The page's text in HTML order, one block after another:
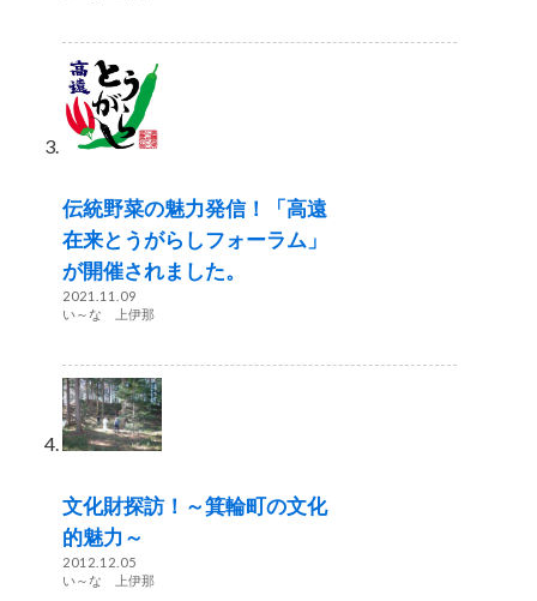
伝統野菜の魅力発信！「高遠
在来とうがらしフォーラム」
が開催されました。
2021.11.09
い～な 上伊那
文化財探訪！～箕輪町の文化
的魅力～
2012.12.05
い～な 上伊那